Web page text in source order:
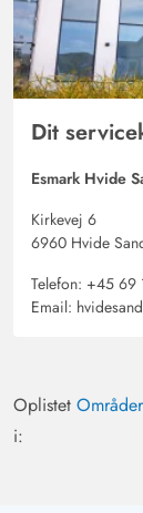
Alt var også
Aktiviteter er
Måske ses vi
Dit
Esmark Hvide
Kirkevej 6
6960 Hvide
Telefon: +45 69
Email:
Oplistet
i:
Områder